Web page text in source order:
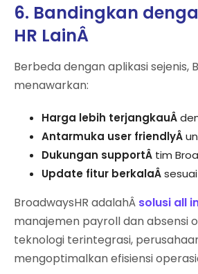
6. Bandingkan
HR LainÂ
Berbeda dengan aplikasi sejenis,
menawarkan:
Harga lebih terjangkauÂ
Antarmuka user friendlyÂ
Dukungan supportÂ tim
Update fitur berkalaÂ
BroadwaysHR adalahÂ solusi all
manajemen payroll dan absensi
teknologi terintegrasi,
mengoptimalkan efisiensi